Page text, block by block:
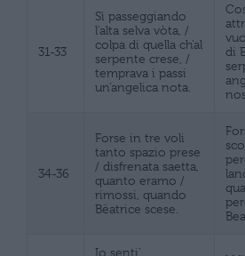
31-33
Sì passeggiando
l’alta selva vòta, /
colpa di quella ch’al
serpente crese, /
temprava i passi
un’angelica nota.
di
34-36
Forse in tre voli
tanto spazio prese
/ disfrenata saetta,
quanto eramo /
rimossi, quando
Bëatrice scese.
Io senti’